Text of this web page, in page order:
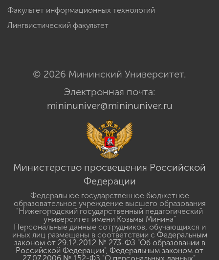
Факультет информационных технологий
Лингвистический факультет
© 2026 Мининский Университет.
Электронная почта:
mininuniver@mininuniver.ru
Министерство просвещения Российской
Федерации
Федеральное государственное бюджетное
образовательное учреждение высшего образования
"Нижегородский государственный педагогический
университет имени Козьмы Минина"
Персональные данные сотрудников, обучающихся и
иных лиц размещены в соответствии с Федеральным
законом от 29.12.2012 № 273-ФЗ "Об образовании в
Российской Федерации", Федеральным законом от